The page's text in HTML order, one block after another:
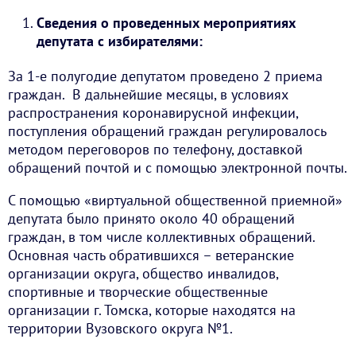
Сведения о проведенных мероприятиях
депутата с избирателями:
За 1-е полугодие депутатом проведено 2 приема
граждан. В дальнейшие месяцы, в условиях
распространения коронавирусной инфекции,
поступления обращений граждан регулировалось
методом переговоров по телефону, доставкой
обращений почтой и с помощью электронной почты.
С помощью «виртуальной общественной приемной»
депутата было принято около 40 обращений
граждан, в том числе коллективных обращений.
Основная часть обратившихся – ветеранские
организации округа, общество инвалидов,
спортивные и творческие общественные
организации г. Томска, которые находятся на
территории Вузовского округа №1.